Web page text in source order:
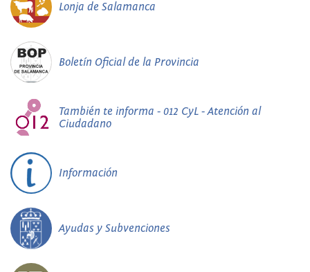
Lonja de Salamanca
Boletín Oficial de la Provincia
También te informa - 012 CyL - Atención al
Ciudadano
Información
Ayudas y Subvenciones